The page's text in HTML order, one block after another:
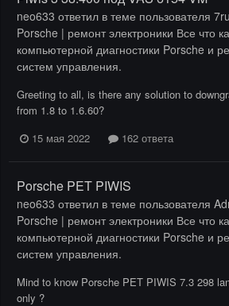
neo633 ответил в теме пользователя
Porsche | ремонт электроники Все что
компьютерной диагностики Porsche и
систем управления.
Greeting to all, is there any solution to
from 1.8 to 1.6.60?
15 мая 2022
162 ответа
Porsche PET PIWIS
neo633 ответил в теме пользователя
Porsche | ремонт электроники Все что
компьютерной диагностики Porsche и
систем управления.
Mind to know Porsche PET PIWIS 7.3 298
only ?